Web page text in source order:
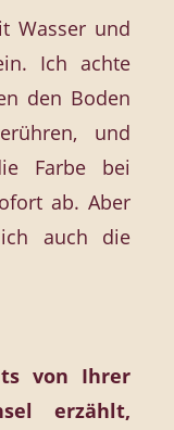
Wasser und
Ich achte
den Boden
und
Farbe bei
ab. Aber
auch die
von Ihrer
erzählt,